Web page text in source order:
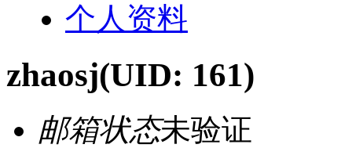
个人资料
zhaosj(UID: 161)
邮箱状态未验证